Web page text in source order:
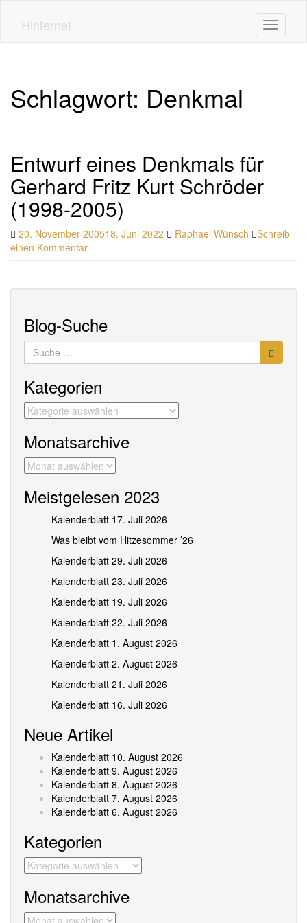
Hinternet Toggle
Schlagwort: Denkmal
Entwurf eines Denkmals für
Gerhard Fritz Kurt Schröder
(1998-2005)
20. November 200518. Juni 2022 Raphael Wünsch
Schreib
einen Kommentar
Blog-Suche
Suche
nach:
Kategorien
Kategorien
Monatsarchive
Monatsarchive
Meistgelesen 2023
Kalenderblatt 17. Juli 2026
Was bleibt vom Hitzesommer ’26
Kalenderblatt 29. Juli 2026
Kalenderblatt 23. Juli 2026
Kalenderblatt 19. Juli 2026
Kalenderblatt 22. Juli 2026
Kalenderblatt 1. August 2026
Kalenderblatt 2. August 2026
Kalenderblatt 21. Juli 2026
Kalenderblatt 16. Juli 2026
Neue Artikel
Kalenderblatt 10. August 2026
Kalenderblatt 9. August 2026
Kalenderblatt 8. August 2026
Kalenderblatt 7. August 2026
Kalenderblatt 6. August 2026
Kategorien
Kategorien
Monatsarchive
Monatsarchive